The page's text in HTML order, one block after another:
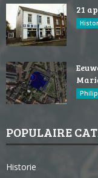
21
POPULAIRE
Historie